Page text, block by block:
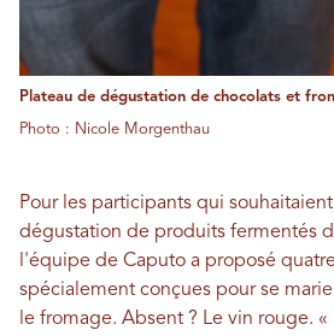
Plateau de dégustation de chocolats et
Photo : Nicole Morgenthau
Pour les participants qui
dégustation de produits fermentés
l'équipe de Caputo a proposé
spécialement conçues pour se
le fromage. Absent ? Le vin rouge.